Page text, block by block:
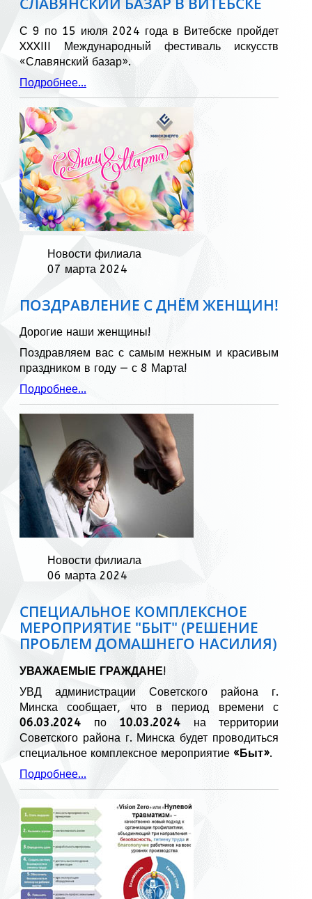
С 9 по 15 июля 2024 года в Витебске пройдет
XXXIII Международный фестиваль искусств
«Славянский базар».
Подробнее...
Новости филиала
07 марта 2024
ПОЗДРАВЛЕНИЕ С ДНЁМ ЖЕНЩИН!
Дорогие наши женщины!
Поздравляем вас с самым нежным и красивым
праздником в году — с 8 Марта!
Подробнее...
Новости филиала
06 марта 2024
СПЕЦИАЛЬНОЕ КОМПЛЕКСНОЕ
МЕРОПРИЯТИЕ "БЫТ" (РЕШЕНИЕ
ПРОБЛЕМ ДОМАШНЕГО НАСИЛИЯ)
УВАЖАЕМЫЕ ГРАЖДАНЕ!
УВД администрации Советского района г.
Минска сообщает, что в период времени с
06.03.2024 по 10.03.2024 на территории
Советского района г. Минска будет проводиться
специальное комплексное мероприятие «Быт».
Подробнее...